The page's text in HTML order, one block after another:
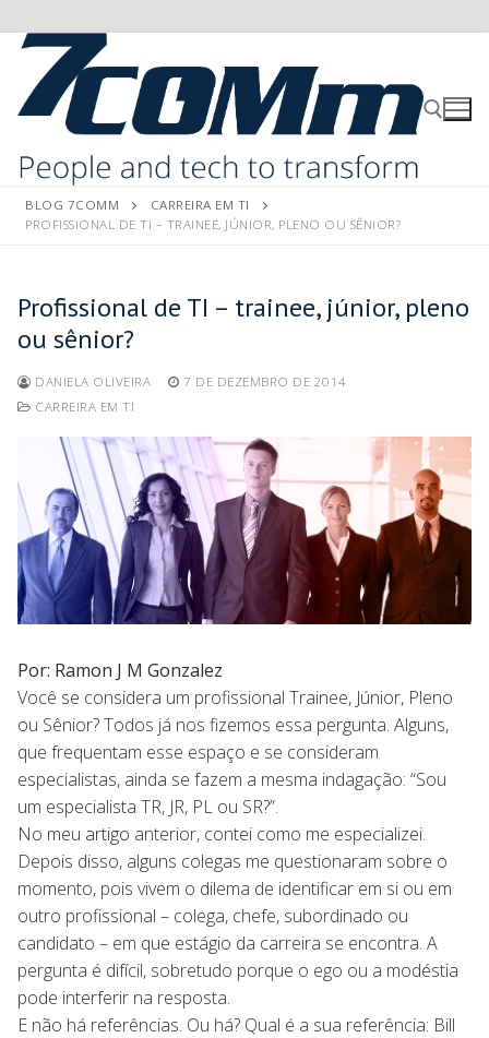
BLOG 7COMM
CARREIRA EM TI
PROFISSIONAL DE TI – TRAINEE, JÚNIOR, PLENO OU SÊNIOR?
Profissional de TI – trainee, júnior, pleno
ou sênior?
DANIELA OLIVEIRA
7 DE DEZEMBRO DE 2014
CARREIRA EM TI
Por: Ramon J M Gonzalez
Você se considera um profissional Trainee, Júnior, Pleno
ou Sênior? Todos já nos fizemos essa pergunta. Alguns,
que frequentam esse espaço e se consideram
especialistas, ainda se fazem a mesma indagação: “Sou
um especialista TR, JR, PL ou SR?”.
No meu artigo anterior, contei como me especializei.
Depois disso, alguns colegas me questionaram sobre o
momento, pois vivem o dilema de identificar em si ou em
outro profissional – colega, chefe, subordinado ou
candidato – em que estágio da carreira se encontra. A
pergunta é difícil, sobretudo porque o ego ou a modéstia
pode interferir na resposta.
E não há referências. Ou há? Qual é a sua referência: Bill